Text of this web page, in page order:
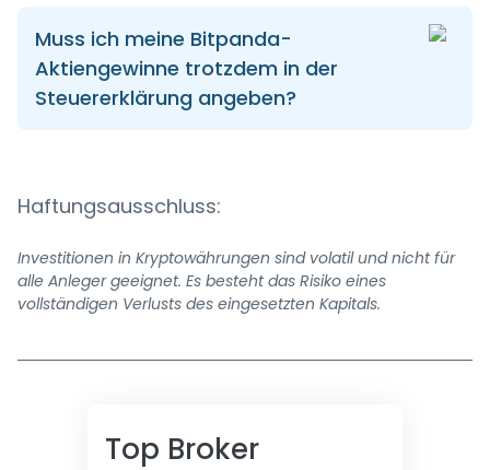
Muss ich meine Bitpanda-
Aktiengewinne trotzdem in der
Steuererklärung angeben?
Haftungsausschluss:
Investitionen in Kryptowährungen sind volatil und nicht für
alle Anleger geeignet. Es besteht das Risiko eines
vollständigen Verlusts des eingesetzten Kapitals.
Top Broker